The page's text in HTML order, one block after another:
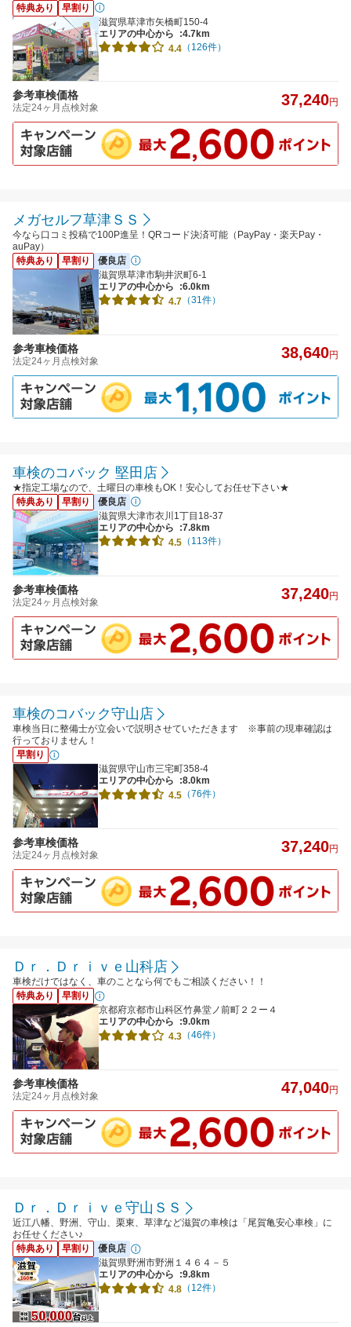
特典あり
早割り
滋賀県草津市矢橋町150-4
エリアの中心から
:4.7km
4.4 （126件）
参考車検価格
法定24ヶ月点検対象 37,240円
メガセルフ草津ＳＳ
今なら口コミ投稿で100P進呈！QRコード決済可能（PayPay・楽天Pay・
auPay）
特典あり
早割り
優良店
滋賀県草津市駒井沢町6-1
エリアの中心から
:6.0km
4.7 （31件）
参考車検価格
法定24ヶ月点検対象 38,640円
車検のコバック 堅田店
★指定工場なので、土曜日の車検もOK！安心してお任せ下さい★
特典あり
早割り
優良店
滋賀県大津市衣川1丁目18-37
エリアの中心から
:7.8km
4.5 （113件）
参考車検価格
法定24ヶ月点検対象 37,240円
車検のコバック守山店
車検当日に整備士が立会いで説明させていただきます ※事前の現車確認は
行っておりません！
早割り
滋賀県守山市三宅町358-4
エリアの中心から
:8.0km
4.5 （76件）
参考車検価格
法定24ヶ月点検対象 37,240円
Ｄｒ．Ｄｒｉｖｅ山科店
車検だけではなく、車のことなら何でもご相談ください！！
特典あり
早割り
京都府京都市山科区竹鼻堂ノ前町２２ー４
エリアの中心から
:9.0km
4.3 （46件）
参考車検価格
法定24ヶ月点検対象 47,040円
Ｄｒ．Ｄｒｉｖｅ守山ＳＳ
近江八幡、野洲、守山、栗東、草津など滋賀の車検は「尾賀亀安心車検」に
お任せください♪
特典あり
早割り
優良店
滋賀県野洲市野洲１４６４－５
エリアの中心から
:9.8km
4.8 （12件）